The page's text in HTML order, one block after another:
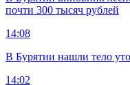
почти 300 тысяч рублей
14:08
В Бурятии нашли тело
14:02